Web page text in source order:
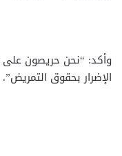
وأكد: “نحن حريصون على
الإضرار بحقوق التمريض”.